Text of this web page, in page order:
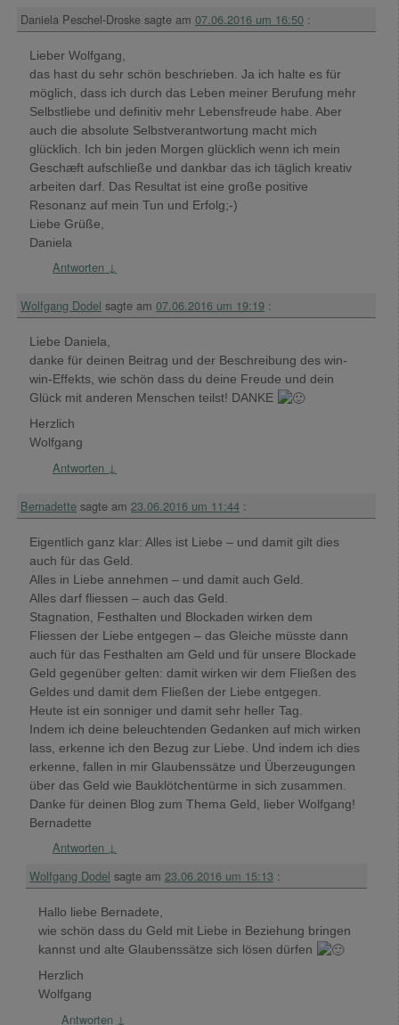
Daniela Peschel-Droske sagte am 07.06.2016 um 16:50 :
Lieber Wolfgang,
das hast du sehr schön beschrieben. Ja ich halte es für
möglich, dass ich durch das Leben meiner Berufung mehr
Selbstliebe und definitiv mehr Lebensfreude habe. Aber
auch die absolute Selbstverantwortung macht mich
glücklich. Ich bin jeden Morgen glücklich wenn ich mein
Geschæft aufschließe und dankbar das ich täglich kreativ
arbeiten darf. Das Resultat ist eine große positive
Resonanz auf mein Tun und Erfolg;-)
Liebe Grüße,
Daniela
Antworten ↓
Wolfgang Dodel sagte am 07.06.2016 um 19:19 :
Liebe Daniela,
danke für deinen Beitrag und der Beschreibung des win-
win-Effekts, wie schön dass du deine Freude und dein
Glück mit anderen Menschen teilst! DANKE
Herzlich
Wolfgang
Antworten ↓
Bernadette sagte am 23.06.2016 um 11:44 :
Eigentlich ganz klar: Alles ist Liebe – und damit gilt dies
auch für das Geld.
Alles in Liebe annehmen – und damit auch Geld.
Alles darf fliessen – auch das Geld.
Stagnation, Festhalten und Blockaden wirken dem
Fliessen der Liebe entgegen – das Gleiche müsste dann
auch für das Festhalten am Geld und für unsere Blockade
Geld gegenüber gelten: damit wirken wir dem Fließen des
Geldes und damit dem Fließen der Liebe entgegen.
Heute ist ein sonniger und damit sehr heller Tag.
Indem ich deine beleuchtenden Gedanken auf mich wirken
lass, erkenne ich den Bezug zur Liebe. Und indem ich dies
erkenne, fallen in mir Glaubenssätze und Überzeugungen
über das Geld wie Bauklötchentürme in sich zusammen.
Danke für deinen Blog zum Thema Geld, lieber Wolfgang!
Bernadette
Antworten ↓
Wolfgang Dodel sagte am 23.06.2016 um 15:13 :
Hallo liebe Bernadete,
wie schön dass du Geld mit Liebe in Beziehung bringen
kannst und alte Glaubenssätze sich lösen dürfen
Herzlich
Wolfgang
Antworten ↓